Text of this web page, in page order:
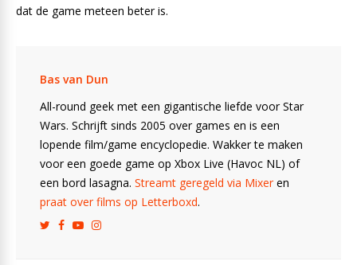
dat de game meteen beter is.
Bas van Dun
All-round geek met een gigantische liefde voor Star
Wars. Schrijft sinds 2005 over games en is een
lopende film/game encyclopedie. Wakker te maken
voor een goede game op Xbox Live (Havoc NL) of
een bord lasagna. Streamt geregeld via Mixeren
praat over films op Letterboxd.